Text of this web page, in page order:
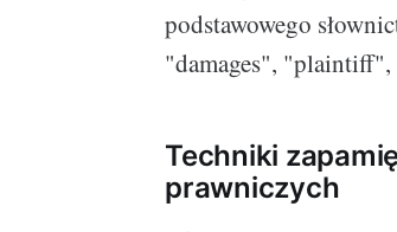
podstawowego
"damages", "plaintiff",
Techniki
prawniczych